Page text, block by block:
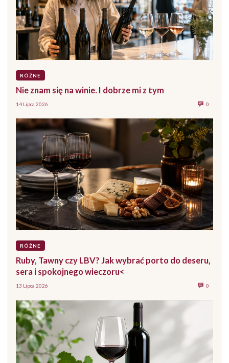
RÓŻNE
Nie znam się na winie. I dobrze mi z tym
14 Lipca 2026 0
RÓŻNE
Ruby, Tawny czy LBV? Jak wybrać porto do deseru,
sera i spokojnego wieczoru<
13 Lipca 2026 0